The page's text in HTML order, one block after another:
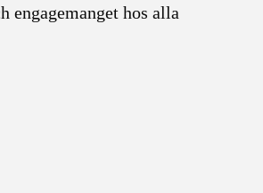
engagemanget hos alla